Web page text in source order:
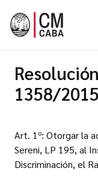
1358/2015
Art. 1º: Otorgar la
Sereni, LP 195, al
Discriminación, el